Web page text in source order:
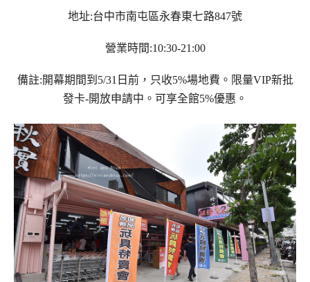
地址:台中市南屯區永春東七路847號
營業時間:10:30-21:00
備註:開幕期間到5/31日前，只收5%場地費。限量VIP新批
發卡-開放申請中。可享全館5%優惠。